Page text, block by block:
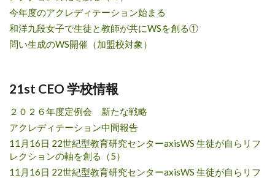
今年度のアクレディテーション始まる
和洋九段女子で生徒と教師が共にWSを創る①
問い生成のWS開催（加盟校対象）
21st CEO 学校情報
２０２６年度定例会 新たな戦略
アクレディテーション中間報告
11月16日 22世紀型教育研究センターaxisWS 生徒が自らリフ
レクションの軸を創る（5）
11月16日 22世紀型教育研究センターaxisWS 生徒が自らリフ